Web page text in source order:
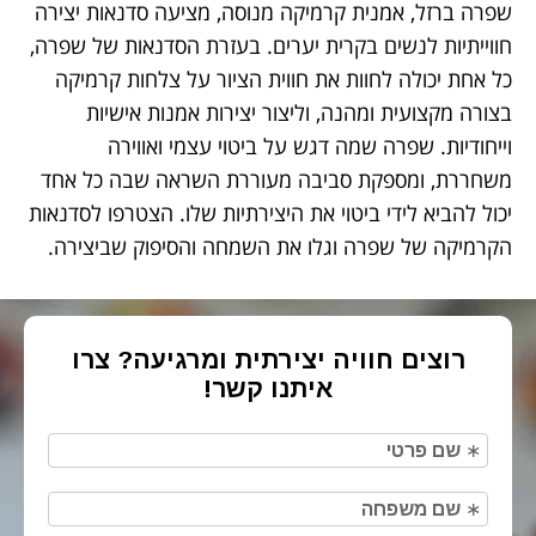
שפרה ברזל, אמנית קרמיקה מנוסה, מציעה סדנאות יצירה
חווייתיות לנשים בקרית יערים. בעזרת הסדנאות של שפרה,
כל אחת יכולה לחוות את חווית הציור על צלחות קרמיקה
בצורה מקצועית ומהנה, וליצור יצירות אמנות אישיות
וייחודיות. שפרה שמה דגש על ביטוי עצמי ואווירה
משחררת, ומספקת סביבה מעוררת השראה שבה כל אחד
יכול להביא לידי ביטוי את היצירתיות שלו. הצטרפו לסדנאות
הקרמיקה של שפרה וגלו את השמחה והסיפוק שביצירה.